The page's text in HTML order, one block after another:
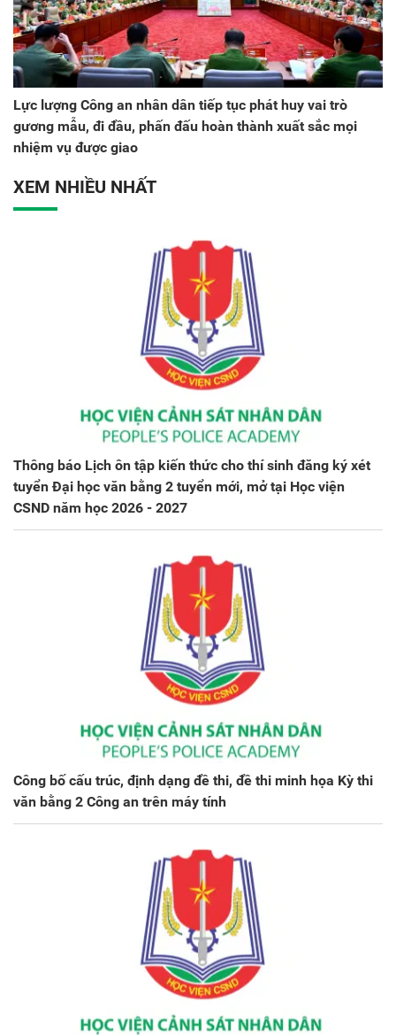
Lực lượng Công an nhân dân tiếp tục phát huy vai trò
gương mẫu, đi đầu, phấn đấu hoàn thành xuất sắc mọi
nhiệm vụ được giao
XEM NHIỀU NHẤT
Thông báo Lịch ôn tập kiến thức cho thí sinh đăng ký xét
tuyển Đại học văn bằng 2 tuyển mới, mở tại Học viện
CSND năm học 2026 - 2027
Công bố cấu trúc, định dạng đề thi, đề thi minh họa Kỳ thi
văn bằng 2 Công an trên máy tính